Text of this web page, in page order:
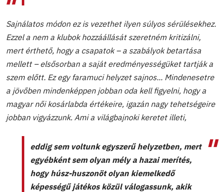
Sajnálatos módon ez is vezethet ilyen súlyos sérülésekhez.
Ezzel a nem a klubok hozzáállását szeretném kritizálni,
mert érthető, hogy a csapatok – a szabályok betartása
mellett – elsősorban a saját eredményességüket tartják a
szem előtt. Ez egy faramuci helyzet sajnos... Mindenesetre
a jövőben mindenképpen jobban oda kell figyelni, hogy a
magyar női kosárlabda értékeire, igazán nagy tehetségeire
jobban vigyázzunk. Ami a világbajnoki keretet illeti,
eddig sem voltunk egyszerű helyzetben, mert
egyébként sem olyan mély a hazai merítés,
hogy húsz-huszonöt olyan kiemelkedő
képességű játékos közül válogassunk, akik